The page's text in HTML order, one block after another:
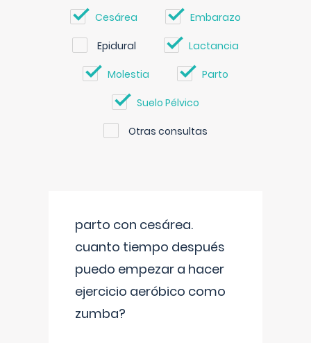
Cesárea Embarazo
Epidural Lactancia
Molestia Parto
Suelo Pélvico
Otras consultas
parto con cesárea.
cuanto tiempo después
puedo empezar a hacer
ejercicio aeróbico como
zumba?